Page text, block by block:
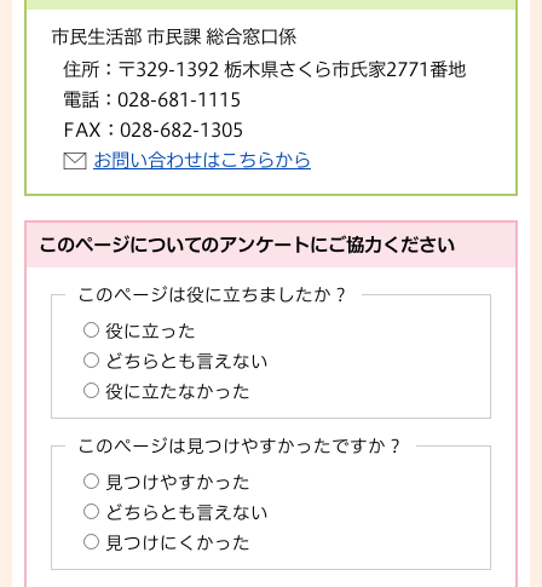
市民生活部 市民課 総合窓口係
住所： 〒329-1392 栃木県さくら市氏家2771番地
電話： 028-681-1115
FAX： 028-682-1305
お問い合わせはこちらから
このページについてのアンケートにご協力ください
このページは役に立ちましたか？
役に立った
どちらとも言えない
役に立たなかった
このページは見つけやすかったですか？
見つけやすかった
どちらとも言えない
見つけにくかった